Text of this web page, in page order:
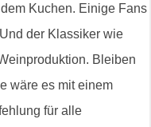
Kuchen. Einige Fans
der Klassiker wie
Bleiben
wäre es mit einem
für alle